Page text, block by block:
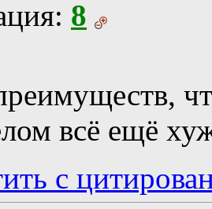
8
всё ещё
с